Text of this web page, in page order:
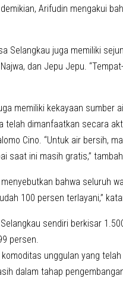
Arifudin mengakui
Selangkau juga memiliki
dan Jepu Jepu.
memiliki kekayaan sumber
telah dimanfaatkan secara
Cino. “Untuk air bersih,
saat ini masih gratis,”
bahwa seluruh
100 persen terlayani,”
sendiri berkisar
persen.
unggulan yang
dalam tahap